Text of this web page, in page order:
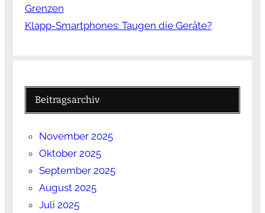
Grenzen
Klapp-Smartphones: Taugen die Geräte?
Beitragsarchiv
November 2025
Oktober 2025
September 2025
August 2025
Juli 2025